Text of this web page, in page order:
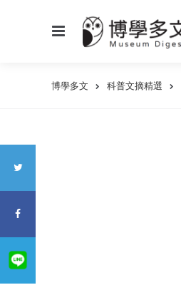
博學多文 科普文摘精選